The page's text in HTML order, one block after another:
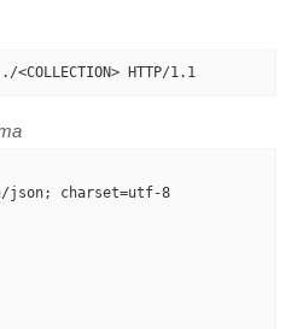
HTTP/1.1
json; charset=utf-8